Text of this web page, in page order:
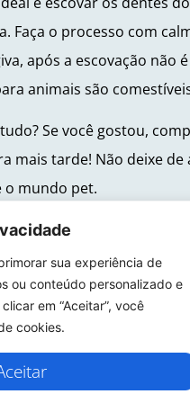
sua experiência de
ou conteúdo personalizado e
em “Aceitar”, você
cookies.
Faça o processo com
após a escovação não
animais são
Se você gostou,
mais tarde! Não deixe
mundo pet.
SAIBA COMO CUIDAR DE CÃES IDOSOS